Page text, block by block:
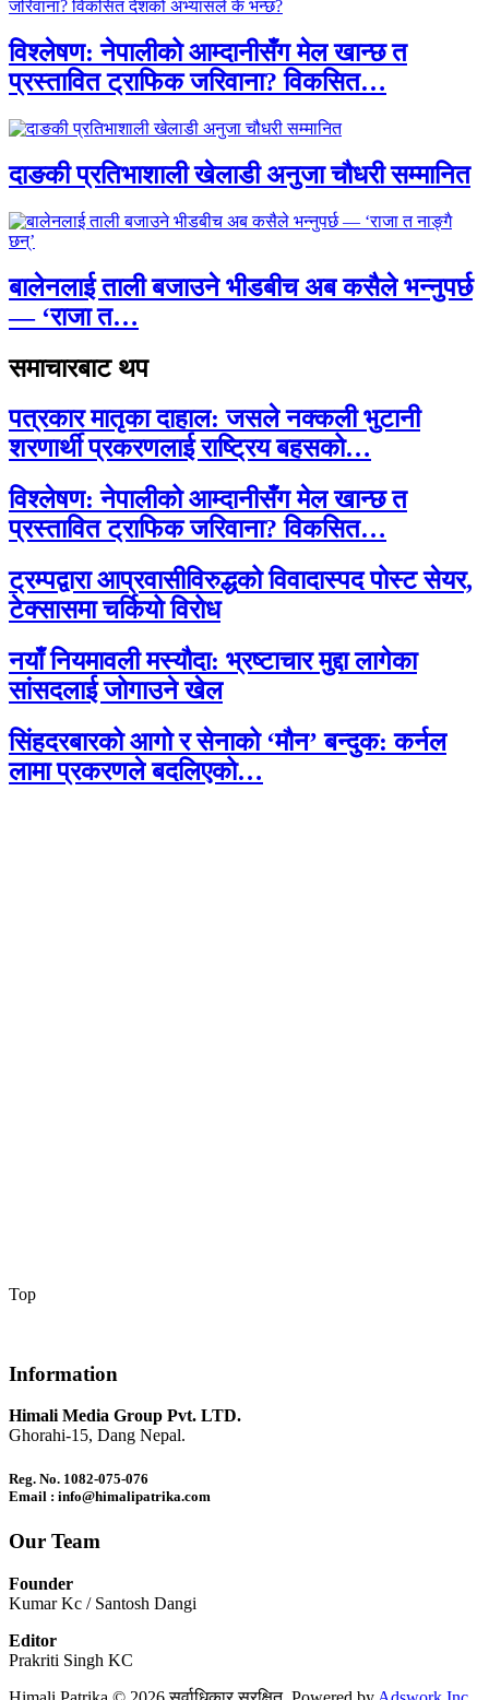
विश्लेषण: नेपालीको आम्दानीसँग मेल खान्छ त
प्रस्तावित ट्राफिक जरिवाना? विकसित…
दाङकी प्रतिभाशाली खेलाडी अनुजा चौधरी सम्मानित
बालेनलाई ताली बजाउने भीडबीच अब कसैले भन्नुपर्छ
— ‘राजा त…
समाचारबाट थप
पत्रकार मातृका दाहाल: जसले नक्कली भुटानी
शरणार्थी प्रकरणलाई राष्ट्रिय बहसको…
विश्लेषण: नेपालीको आम्दानीसँग मेल खान्छ त
प्रस्तावित ट्राफिक जरिवाना? विकसित…
ट्रम्पद्वारा आप्रवासीविरुद्धको विवादास्पद पोस्ट सेयर,
टेक्सासमा चर्कियो विरोध
नयाँ नियमावली मस्यौदा: भ्रष्टाचार मुद्दा लागेका
सांसदलाई जोगाउने खेल
सिंहदरबारको आगो र सेनाको ‘मौन’ बन्दुक: कर्नल
लामा प्रकरणले बदलिएको…
Top
Information
Himali Media Group Pvt. LTD.
Ghorahi-15, Dang Nepal.
Reg. No. 1082-075-076
Email : info@himalipatrika.com
Our Team
Founder
Kumar Kc / Santosh Dangi
Editor
Prakriti Singh KC